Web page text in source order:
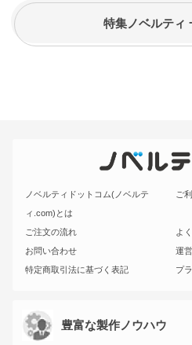
特集ノベルティ
ノベルティドットコム(ノベルテ
ィ.com)とは
ご
ご注文の流れ
よ
お問い合わせ
運
特定商取引法に基づく表記
プ
豊富な製作ノウハウ